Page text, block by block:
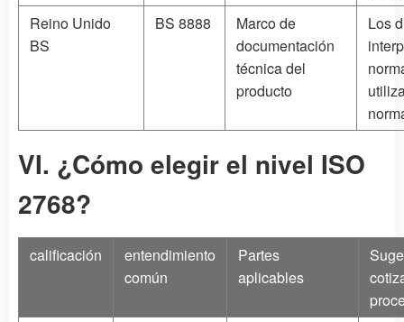
Reino Unido
BS
BS 8888
Marco de
documentación
técnica del
producto
Los
VI. ¿Cómo elegir el nivel ISO
2768?
calificación
entendimiento
común
Partes
aplicables